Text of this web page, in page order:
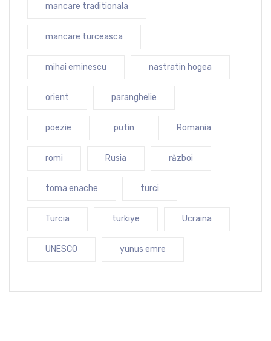
mancare traditionala
mancare turceasca
mihai eminescu nastratin hogea
orient paranghelie
poezie putin Romania
romi Rusia război
toma enache turci
Turcia turkiye Ucraina
UNESCO yunus emre